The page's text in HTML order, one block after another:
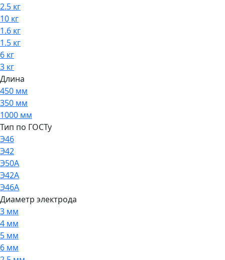
2.5 кг
10 кг
1.6 кг
1.5 кг
6 кг
3 кг
Длина
450 мм
350 мм
1000 мм
Тип по ГОСТу
Э46
Э42
Э50А
Э42А
Э46А
Диаметр электрода
3 мм
4 мм
5 мм
6 мм